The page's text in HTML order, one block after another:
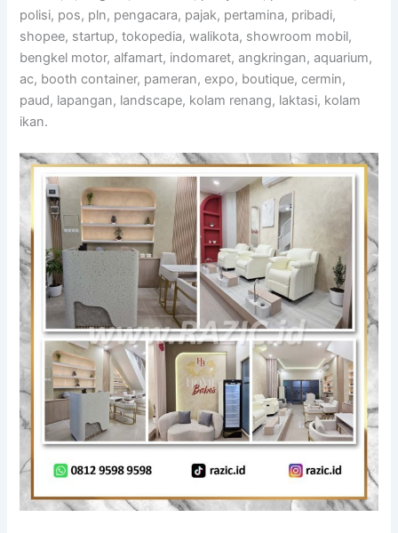
polisi, pos, pln, pengacara, pajak, pertamina, pribadi,
shopee, startup, tokopedia, walikota, showroom mobil,
bengkel motor, alfamart, indomaret, angkringan, aquarium,
ac, booth container, pameran, expo, boutique, cermin,
paud, lapangan, landscape, kolam renang, laktasi, kolam
ikan.